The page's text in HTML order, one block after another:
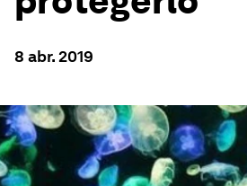
8 abr. 2019